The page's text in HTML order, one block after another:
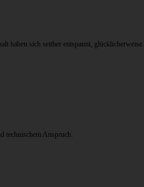
haben sich seither entspannt, glücklicherweise.
technischem Anspruch.